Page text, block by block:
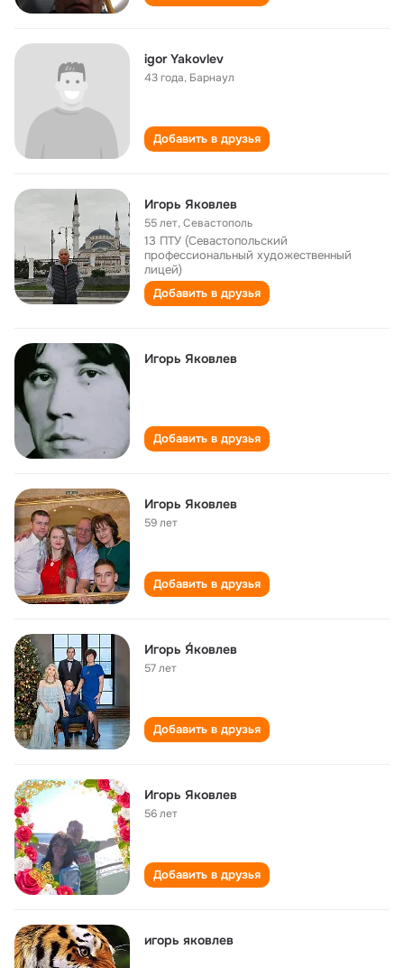
igor Yakovlev
43 года, Барнаул
Добавить в друзья
Игорь Яковлев
55 лет,Севастополь
13 ПТУ (Севастопольский
профессиональный художественный
лицей)
Добавить в друзья
Игорь Яковлев
Добавить в друзья
Игорь Яковлев
59 лет
Добавить в друзья
Игорь Я́ковлев
57 лет
Добавить в друзья
Игорь Яковлев
56 лет
Добавить в друзья
игорь яковлев